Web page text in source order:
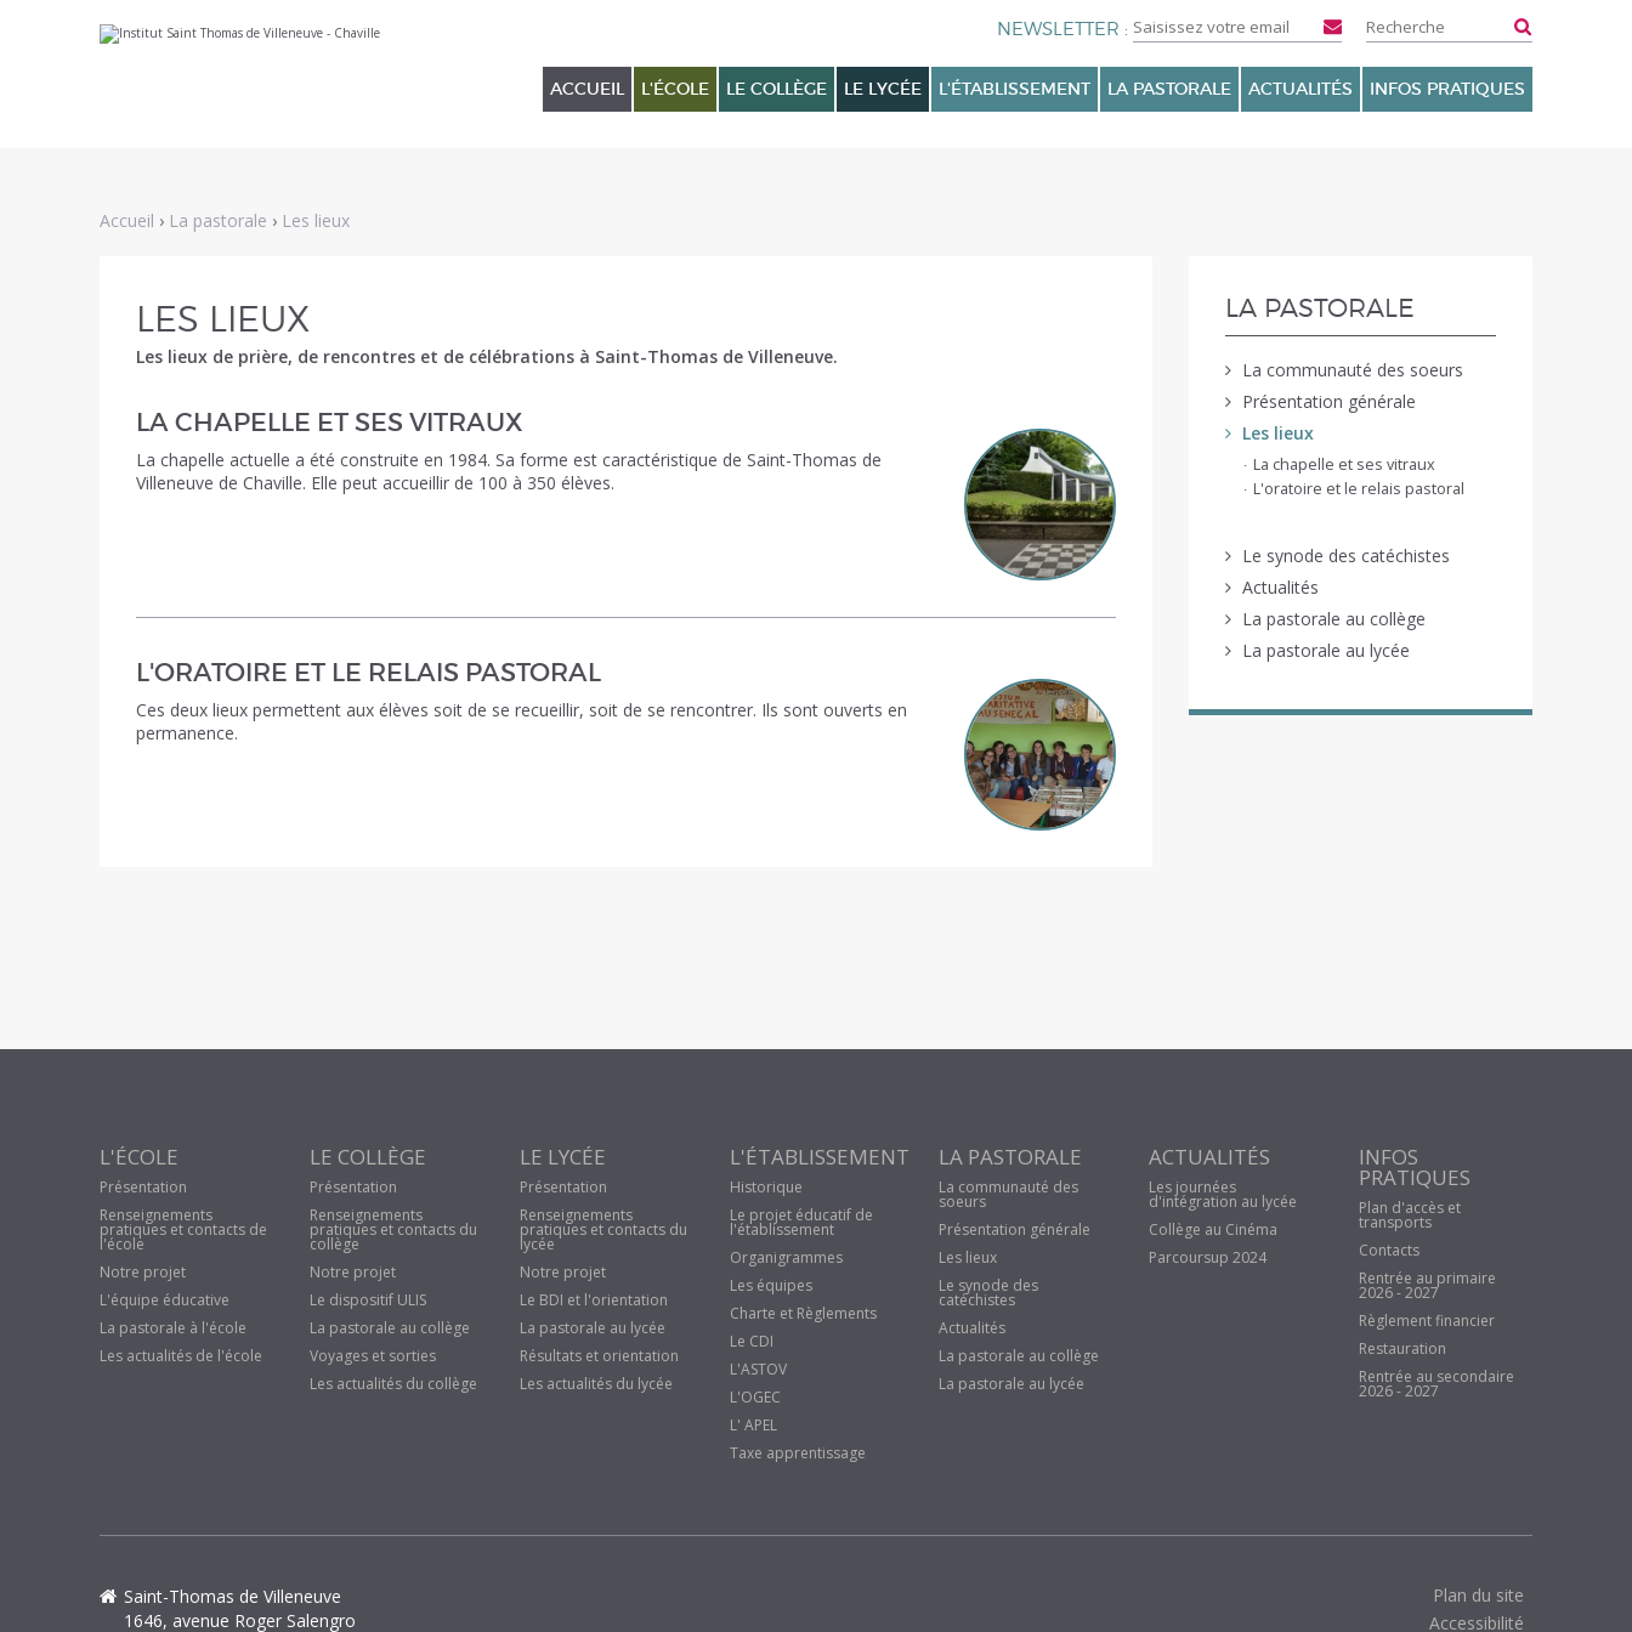
au
personnels
ACCUEIL L'ÉCOLE LE COLLÈGE LE LYCÉE L'ÉTABLISSEMENT LA PASTORALE ACTUALITÉS INFOS PRATIQUES
Accueil › La pastorale › Les lieux
NAVIGATION
LA PASTORALE
La communauté des soeurs
Présentation générale
Les lieux
La chapelle et ses vitraux
L'oratoire et le relais pastoral
Le synode des catéchistes
Actualités
La pastorale au collège
La pastorale au lycée
LES LIEUX
Les lieux de prière, de rencontres et de célébrations à Saint-Thomas de Villeneuve.
LA CHAPELLE ET SES VITRAUX
La chapelle actuelle a été construite en 1984. Sa forme est caractéristique de Saint-Thomas de
Villeneuve de Chaville. Elle peut accueillir de 100 à 350 élèves.
L'ORATOIRE ET LE RELAIS PASTORAL
Ces deux lieux permettent aux élèves soit de se recueillir, soit de se rencontrer. Ils sont ouverts en
permanence.
L'ÉCOLE
Présentation
Renseignements
pratiques et contacts de
l'école
Notre projet
L'équipe éducative
La pastorale à l'école
Les actualités de l'école
LE COLLÈGE
Présentation
Renseignements
pratiques et contacts du
collège
Notre projet
Le dispositif ULIS
La pastorale au collège
Voyages et sorties
Les actualités du collège
LE LYCÉE
Présentation
Renseignements
pratiques et contacts du
lycée
Notre projet
Le BDI et l'orientation
La pastorale au lycée
Résultats et orientation
Les actualités du lycée
L'ÉTABLISSEMENT
Historique
Le projet éducatif de
l'établissement
Organigrammes
Les équipes
Charte et Règlements
Le CDI
L'ASTOV
L'OGEC
L' APEL
Taxe apprentissage
LA PASTORALE
La communauté des
soeurs
Présentation générale
Les lieux
Le synode des
catéchistes
Actualités
La pastorale au collège
La pastorale au lycée
ACTUALITÉS
Les journées
d'intégration au lycée
Collège au Cinéma
Parcoursup 2024
INFOS
PRATIQUES
Plan d'accès et
transports
Contacts
Rentrée au primaire
2026 - 2027
Règlement financier
Restauration
Rentrée au secondaire
2026 - 2027
Plan du site
Accessibilité
Saint-Thomas de Villeneuve
1646, avenue Roger Salengro